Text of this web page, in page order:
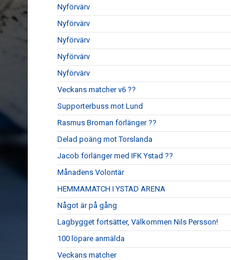
Nyförvärv
Nyförvärv
Nyförvärv
Nyförvärv
Nyförvärv
Veckans matcher v6 ??
Supporterbuss mot Lund
Rasmus Broman förlänger ??
Delad poäng mot Torslanda
Jacob förlänger med IFK Ystad ??
Månadens Volontär
HEMMAMATCH I YSTAD ARENA
Något är på gång
Lagbygget fortsätter, Välkommen Nils Persson!
100 löpare anmälda
Veckans matcher